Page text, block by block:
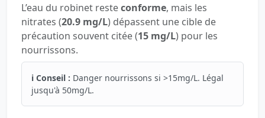
L’eau du robinet resteconforme, mais les
nitrates (20.9 mg/L) dépassent une cible de
précaution souvent citée (15 mg/L) pour les
nourrissons.
ℹ️ Conseil : Danger nourrissons si >15mg/L. Légal
jusqu'à 50mg/L.